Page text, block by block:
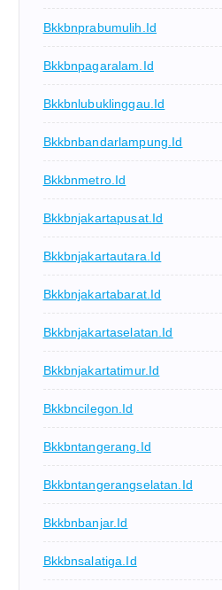
Bkkbnprabumulih.id
Bkkbnpagaralam.id
Bkkbnlubuklinggau.id
Bkkbnbandarlampung.id
Bkkbnmetro.id
Bkkbnjakartapusat.id
Bkkbnjakartautara.id
Bkkbnjakartabarat.id
Bkkbnjakartaselatan.id
Bkkbnjakartatimur.id
Bkkbncilegon.id
Bkkbntangerang.id
Bkkbntangerangselatan.id
Bkkbnbanjar.id
Bkkbnsalatiga.id